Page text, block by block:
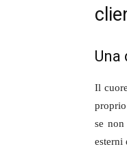
Il
se
esterni